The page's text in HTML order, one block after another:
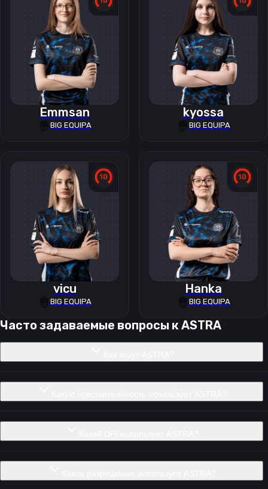
Emmsan
BIG EQUIPA
kyossa
BIG EQUIPA
vicu
BIG EQUIPA
Hanka
BIG EQUIPA
Часто задаваемые вопросы кASTRA